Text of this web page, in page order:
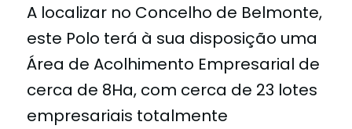
A localizar no Concelho de Belmonte,
este Polo terá à sua disposição uma
Área de Acolhimento Empresarial de
cerca de 8Ha, com cerca de 23 lotes
empresariais totalmente